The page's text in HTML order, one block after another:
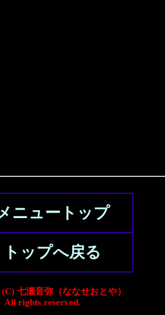
ニュートップ
ップへ戻る
七瀬音弥（ななせおとや）
All rights reserved.